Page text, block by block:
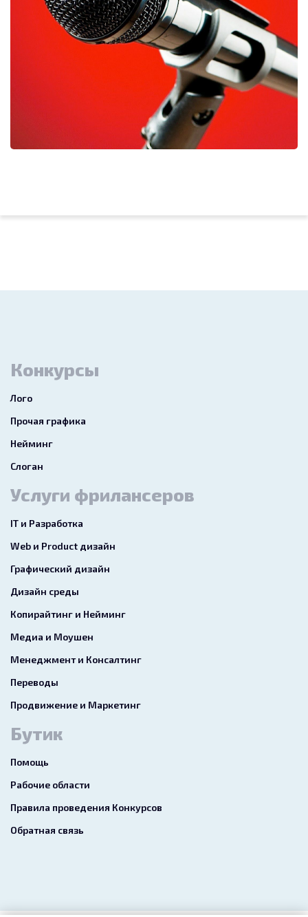
Конкурсы
Лого
Прочая графика
Нейминг
Слоган
Услуги фрилансеров
IT и Разработка
Web и Product дизайн
Графический дизайн
Дизайн среды
Копирайтинг и Нейминг
Медиа и Моушен
Менеджмент и Консалтинг
Переводы
Продвижение и Маркетинг
Бутик
Помощь
Рабочие области
Правила проведения Конкурсов
Обратная связь